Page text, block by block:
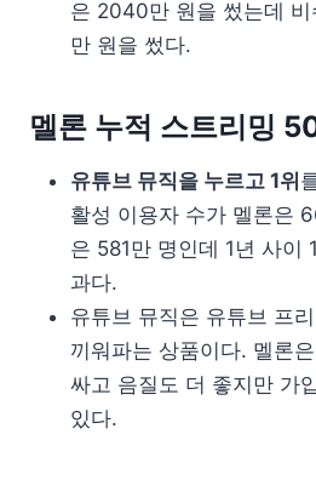
은 2040만 원을 썼는데
만 원을 썼다.
멜론 누적 스트리밍
유튜브 뮤직을 누르고 1위
활성 이용자 수가 멜론은
은 581만 명인데 1년 사이
과다.
유튜브 뮤직은 유튜브 프
끼워파는 상품이다. 멜론
싸고 음질도 더 좋지만 가
있다.